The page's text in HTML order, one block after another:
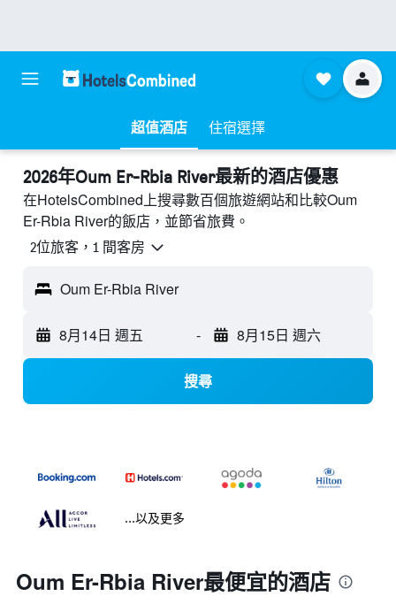
超值酒店 住宿選擇
2026年Oum Er-Rbia River最新的酒店優惠
在HotelsCombined上搜尋數百個旅遊網站和比較Oum
Er-Rbia River的飯店，並節省旅費。
2位旅客，1 間客房
Oum Er-Rbia River
8月14日 週五 - 8月15日 週六
搜尋
...以及更多
Oum Er-Rbia River最便宜的酒店